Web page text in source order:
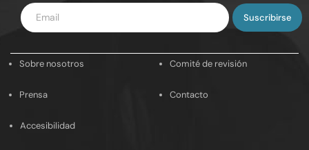
Introduce
tu
Sobre nosotros Comité de revisión
Prensa Contacto
Accesibilidad